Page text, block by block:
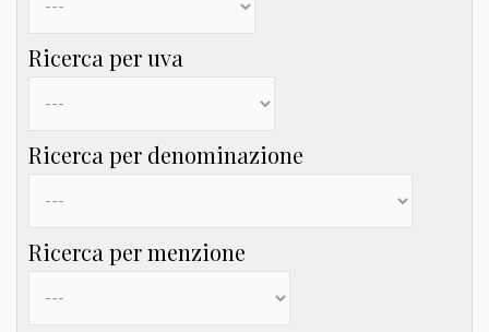
Ricerca per uva
Ricerca per denominazione
Ricerca per menzione